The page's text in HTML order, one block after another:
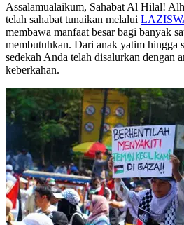
Assalamualaikum, Sahabat Al Hilal!
telah sahabat tunaikan melalui
membawa manfaat besar bagi banyak
membutuhkan. Dari anak yatim hingga
sedekah Anda telah disalurkan dengan
keberkahan.